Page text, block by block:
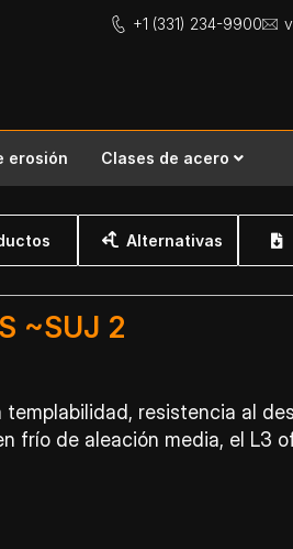
+1 (331) 234-9900
erosión Clases de acero
Alternativas
~SUJ 2
resistencia al
frío de aleación media, el L3